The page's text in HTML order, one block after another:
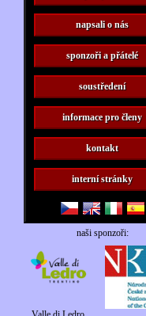
napsali o nás
sponzoři a přátelé
soustředení
informace pro členy
kontakt
interní stránky
naši sponzoři: